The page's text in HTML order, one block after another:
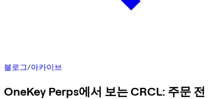
블로그/아카이브
OneKey Perps에서 보는 CRCL: 주문 전